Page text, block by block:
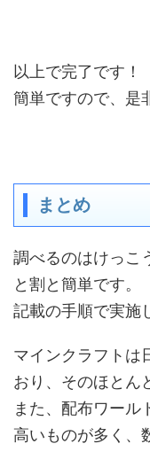
以上で完了です！
簡単ですので、是
まとめ
調べるのはけっこ
と割と簡単です。
記載の手順で実施
マインクラフトは
おり、そのほとん
また、配布ワール
高いものが多く、